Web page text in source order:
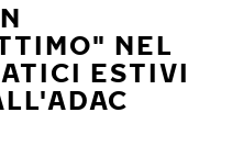
NEL
ESTIVI